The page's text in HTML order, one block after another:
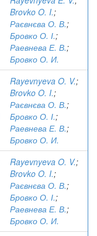
Brovko O. I.;
Раєвнєва О. В.;
Бровко О. І.;
Раевнева Е. В.;
Бровко О. И.
Rayevnyeva O. V.;
Brovko O. I.;
Раєвнєва О. В.;
Бровко О. І.;
Раевнева Е. В.;
Бровко О. И.
Rayevnyeva O. V.;
Brovko O. I.;
Раєвнєва О. В.;
Бровко О. І.;
Раевнева Е. В.;
Бровко О. И.